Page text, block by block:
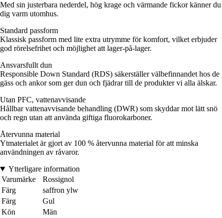
Med sin justerbara nederdel, hög krage och värmande fickor känner du
dig varm utomhus.
Standard passform
Klassisk passform med lite extra utrymme för komfort, vilket erbjuder
god rörelsefrihet och möjlighet att lager-på-lager.
Ansvarsfullt dun
Responsible Down Standard (RDS) säkerställer välbefinnandet hos de
gäss och ankor som ger dun och fjädrar till de produkter vi alla älskar.
Utan PFC, vattenavvisande
Hållbar vattenavvisande behandling (DWR) som skyddar mot lätt snö
och regn utan att använda giftiga fluorokarboner.
Återvunna material
Ytmaterialet är gjort av 100 % återvunna material för att minska
användningen av råvaror.
Ytterligare information
Varumärke
Rossignol
Färg
saffron ylw
Färg
Gul
Kön
Män